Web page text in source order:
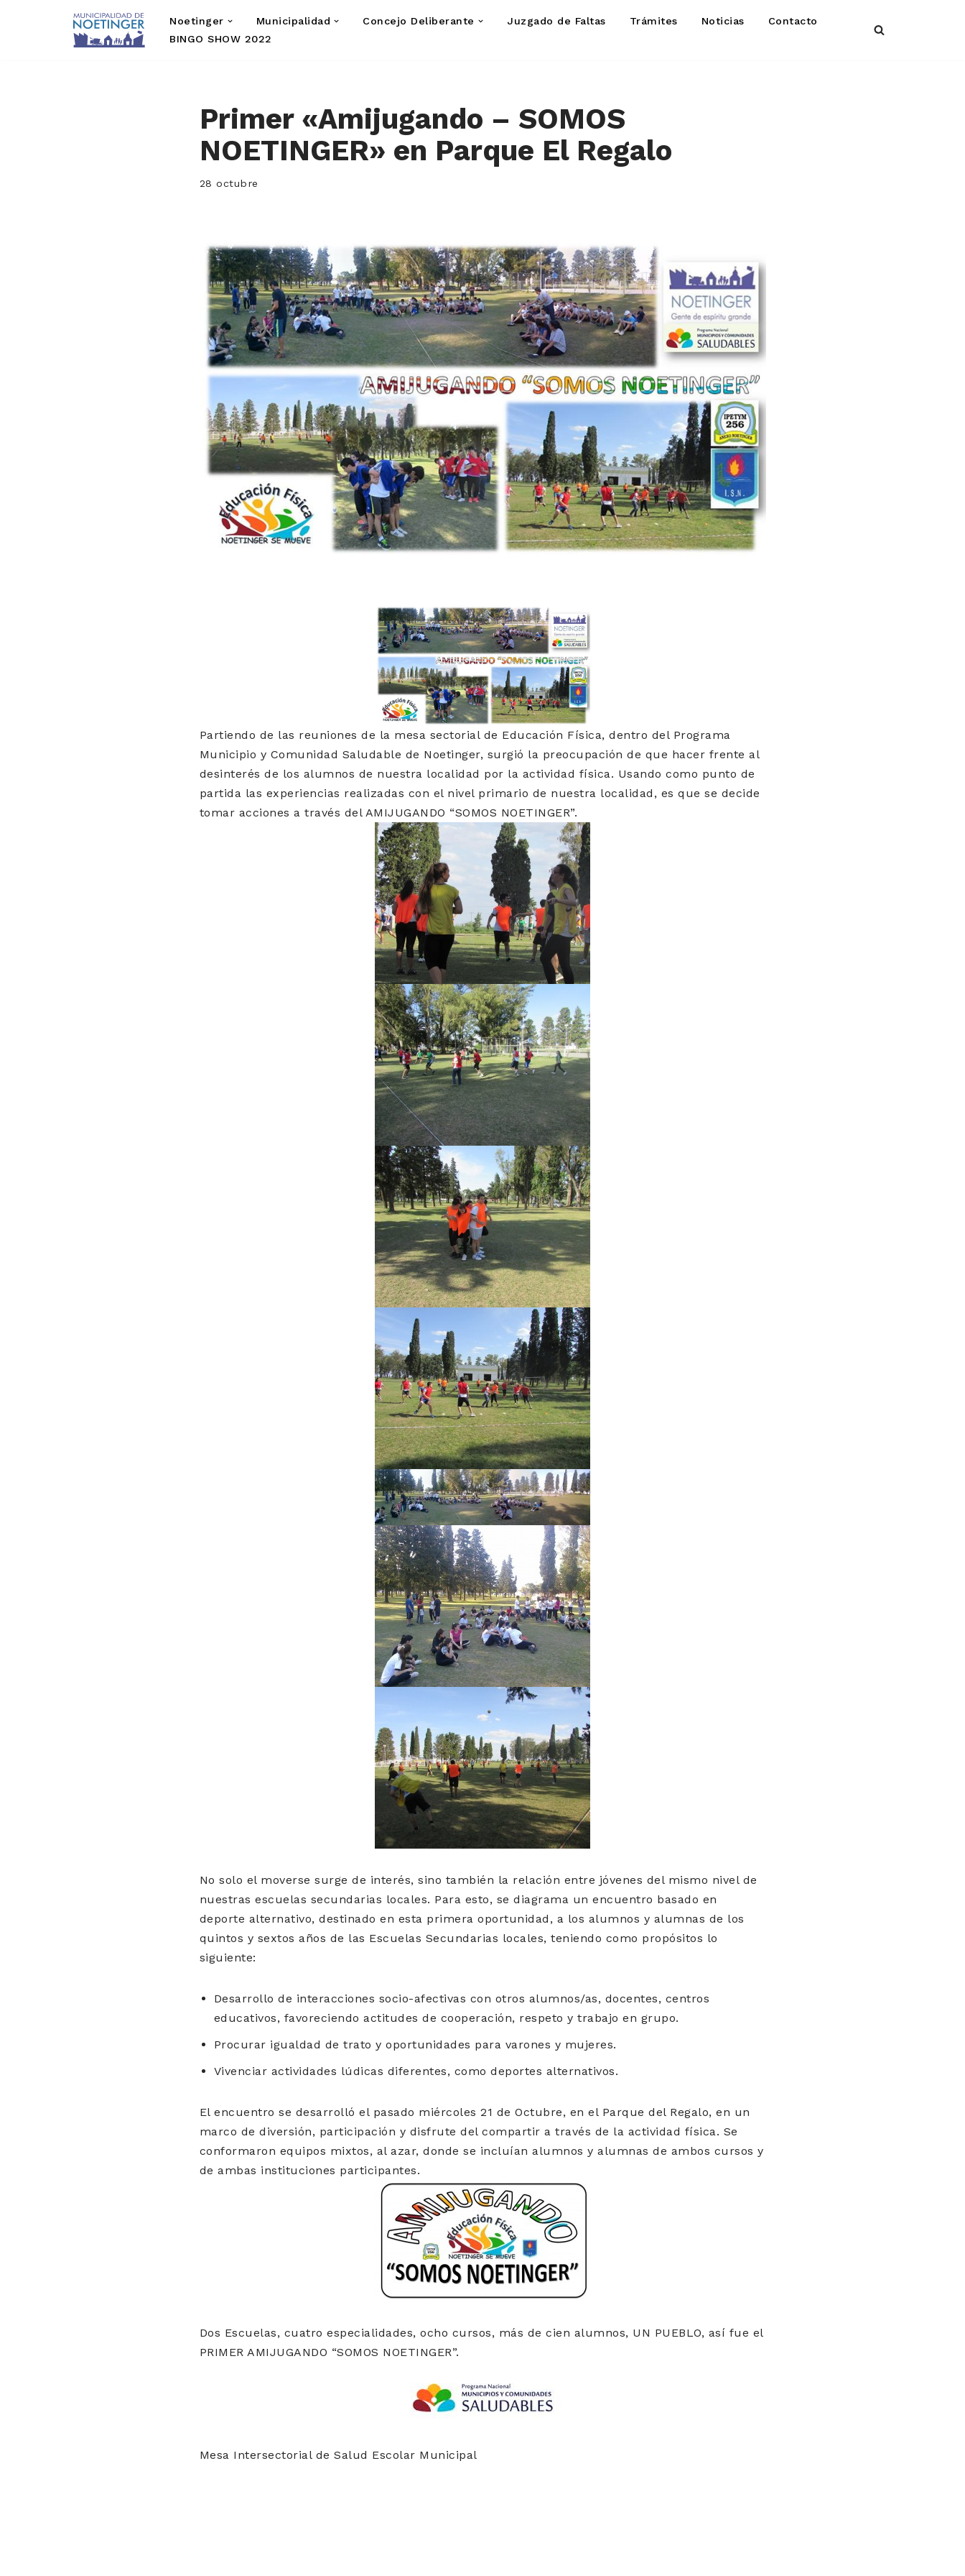
Noetinger Municipalidad Concejo Deliberante Juzgado de Faltas Trámites Noticias
Contacto
BINGO SHOW 2022
Primer «Amijugando – SOMOS
NOETINGER» en Parque El Regalo
28 octubre
Partiendo de las reuniones de la mesa sectorial de Educación Física, dentro del Programa
Municipio y Comunidad Saludable de Noetinger, surgió la preocupación de que hacer frente al
desinterés de los alumnos de nuestra localidad por la actividad física. Usando como punto de
partida las experiencias realizadas con el nivel primario de nuestra localidad, es que se decide
tomar acciones a través del AMIJUGANDO “SOMOS NOETINGER”.
No solo el moverse surge de interés, sino también la relación entre jóvenes del mismo nivel de
nuestras escuelas secundarias locales. Para esto, se diagrama un encuentro basado en
deporte alternativo, destinado en esta primera oportunidad, a los alumnos y alumnas de los
quintos y sextos años de las Escuelas Secundarias locales, teniendo como propósitos lo
siguiente:
Desarrollo de interacciones socio-afectivas con otros alumnos/as, docentes, centros
educativos, favoreciendo actitudes de cooperación, respeto y trabajo en grupo.
Procurar igualdad de trato y oportunidades para varones y mujeres.
Vivenciar actividades lúdicas diferentes, como deportes alternativos.
El encuentro se desarrolló el pasado miércoles 21 de Octubre, en el Parque del Regalo, en un
marco de diversión, participación y disfrute del compartir a través de la actividad física. Se
conformaron equipos mixtos, al azar, donde se incluían alumnos y alumnas de ambos cursos y
de ambas instituciones participantes.
Dos Escuelas, cuatro especialidades, ocho cursos, más de cien alumnos, UN PUEBLO, así fue el
PRIMER AMIJUGANDO “SOMOS NOETINGER”.
Mesa Intersectorial de Salud Escolar Municipal